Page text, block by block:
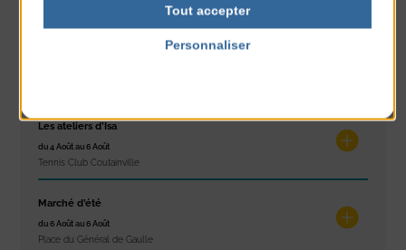
Les ateliers d’Isa
du 4 Août au 6 Août
Tennis Club Coutainville
Marché d’été
du 6 Août au 6 Août
Place du Général de Gaulle
Tout accepter
Personnaliser